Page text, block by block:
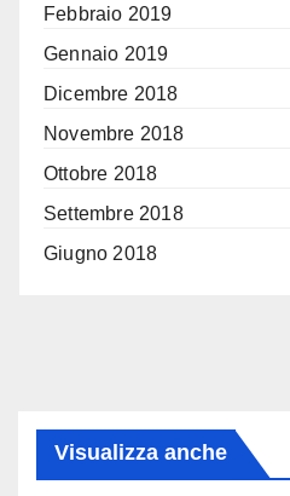
Febbraio 2019
Gennaio 2019
Dicembre 2018
Novembre 2018
Ottobre 2018
Settembre 2018
Giugno 2018
Visualizza anche